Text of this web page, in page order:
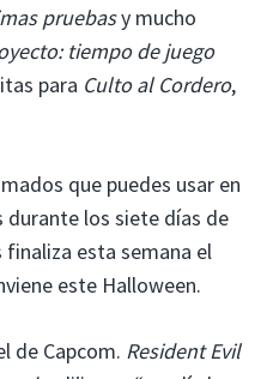
pruebasy mucho
tiempo de juego
para Culto al Cordero,
que puedes usar en
durante los siete días de
esta semana el
este Halloween.
de Capcom. Resident Evil